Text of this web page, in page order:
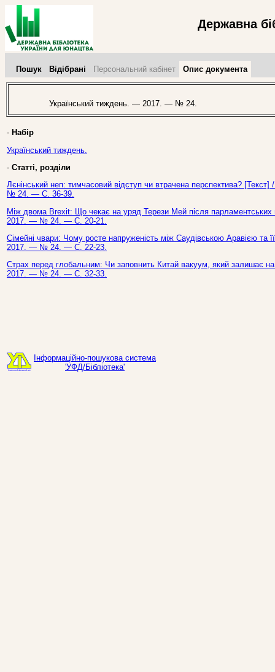
Державна
Пошук Відібрані Персональний кабінет Опис документа
Український тиждень. — 2017. — № 24.
- Набір
Український тиждень.
- Статті, розділи
Лєнінський неп: тимчасовий відступ чи втрачена перспектива?
№ 24. — С. 36-39.
Між двома Brexit: Що чекає на уряд Терези Мей після парламентських
2017. — № 24. — С. 20-21.
Сімейні чвари: Чому росте напруженість між Саудівською Аравією
2017. — № 24. — С. 22-23.
Страх перед глобальним: Чи заповнить Китай вакуум, який залишає
2017. — № 24. — С. 32-33.
Інформаційно-пошукова система
'УФД/Бібліотека'